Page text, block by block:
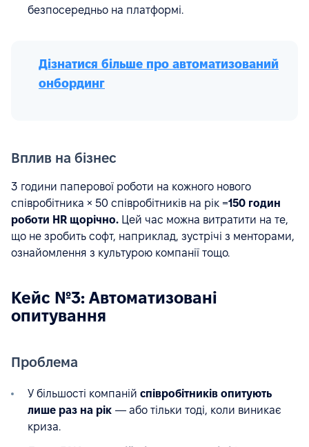
безпосередньо на платформі.
Дізнатися більше про автоматизований
онбординг
Вплив на бізнес
3 години паперової роботи на кожного нового
співробітника × 50 співробітників на рік =150 годин
роботи HR щорічно. Цей час можна витратити на те,
що не зробить софт, наприклад, зустрічі з менторами,
ознайомлення з культурою компанії тощо.
Кейс №3: Автоматизовані
опитування
Проблема
У більшості компаній співробітників опитують
лише раз на рік — або тільки тоді, коли виникає
криза.